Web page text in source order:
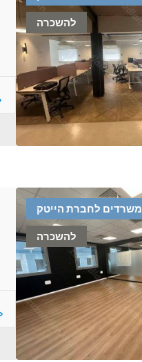
להשכרה
משרדים לחברת הייטק
להשכרה